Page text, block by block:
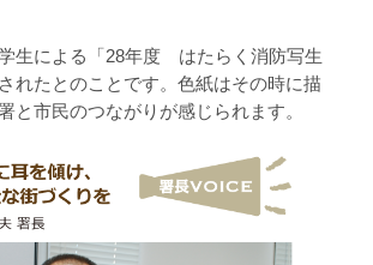
生による「28年度 はたらく消防写生
れたとのことです。色紙はその時に描
と市民のつながりが感じられます。